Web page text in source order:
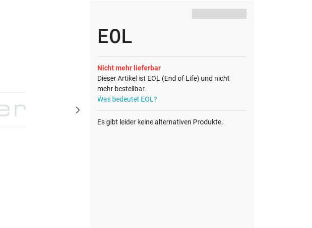
EOL
Nicht mehr lieferbar
Dieser Artikel ist EOL (End of Life) und nicht
mehr bestellbar.
Was bedeutet EOL?
Es gibt leider keine alternativen Produkte.